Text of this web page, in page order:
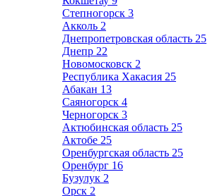
Степногорск 3
Акколь 2
Днепропетровская область 25
Днепр 22
Новомосковск 2
Республика Хакасия 25
Абакан 13
Саяногорск 4
Черногорск 3
Актюбинская область 25
Актобе 25
Оренбургская область 25
Оренбург 16
Бузулук 2
Орск 2